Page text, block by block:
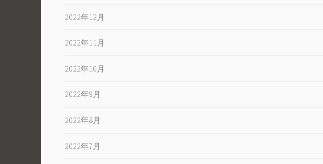
2022年12月
2022年11月
2022年10月
2022年9月
2022年8月
2022年7月